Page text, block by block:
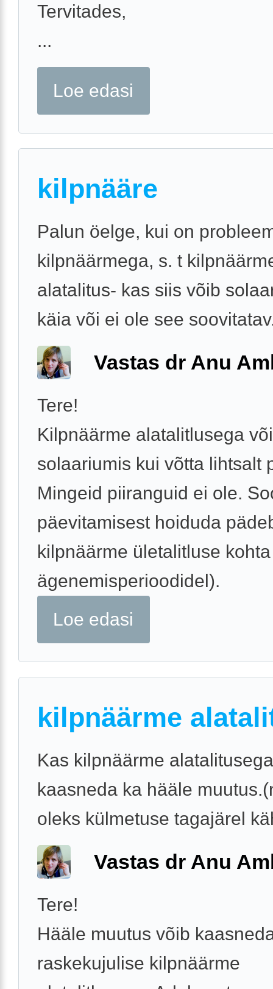
Tervitades,
...
Loe edasi
kilpnääre
Palun öelge, kui on
kilpnäärmega, s. t
alatalitus- kas siis võib
käia või ei ole see
Vastas dr Anu
Tere!
Kilpnäärme alatalitlusega
solaariumis kui võtta lihtsalt
Mingeid piiranguid ei ole.
päevitamisest hoiduda
kilpnäärme ületalitluse
ägenemisperioodidel).
Loe edasi
kilpnäärme
Kas kilpnäärme
kaasneda ka hääle
oleks külmetuse tagajärel
Vastas dr Anu
Tere!
Hääle muutus võib
raskekujulise kilpnäärme